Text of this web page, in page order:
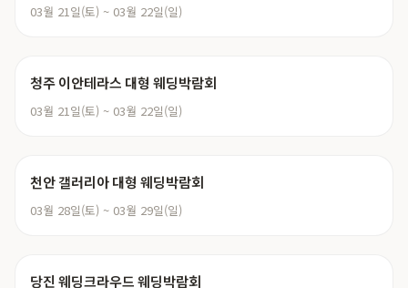
03월 21일(토) ~ 03월 22일(일)
청주 이안테라스 대형 웨딩박람회
03월 21일(토) ~ 03월 22일(일)
천안 갤러리아 대형 웨딩박람회
03월 28일(토) ~ 03월 29일(일)
당진 웨딩크라우드 웨딩박람회